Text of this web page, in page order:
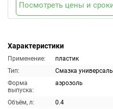
Характеристики
Применение:
пластик
Тип:
Смазка
Форма
выпуска:
аэрозоль
Объём, л:
0.4
Посмотреть цены и